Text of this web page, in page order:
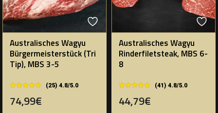
Australisches Wagyu
Bürgermeisterstück (Tri
Tip), MBS 3-5
★★★★★
★★★★★ (25) 4.8/5.0
74,99€
Australisches Wagyu
Rinderfiletsteak, MBS 6-
8
★★★★★
★★★★★ (41) 4.8/5.0
44,79€